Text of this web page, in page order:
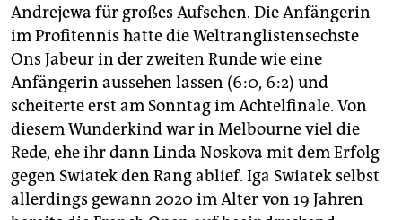
Andrejewa für großes Aufsehen. Die Anfängerin
im Profi­tennis hatte die Weltranglistensechste
Ons Jabeur in der zweiten Runde wie eine
Anfängerin aussehen lassen (6:0, 6:2) und
scheiterte erst am Sonntag im Achtelfinale. Von
diesem Wunderkind war in Melbourne viel die
Rede, ehe ihr dann Linda Noskova mit dem Erfolg
gegen Swiatek den Rang ablief. Iga Swiatek selbst
allerdings gewann 2020 im Alter von 19 Jahren